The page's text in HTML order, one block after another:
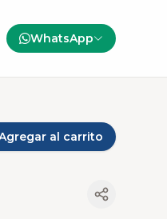
WhatsApp
al carrito